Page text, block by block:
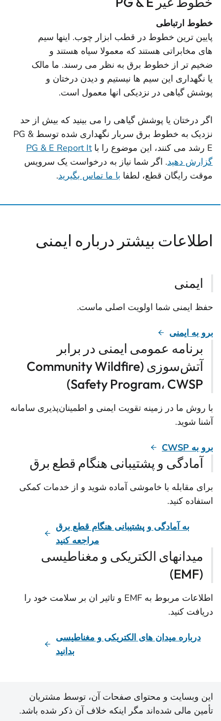
خطوط ارتباطی
پایین ترین خطوط در قطب ابزار چوب. اینها سیم
های مخابراتی هستند که معمولا سیاه هستند و
ضخیم تر از خطوط برق به نظر می رسند. ما مالک
یا نگهداری این سیم ها نیستیم و دیدن درختان و
پوشش گیاهی در نزدیکی انها معمول است.
اگر درختان یا پوشش گیاهی را می بینید که بیش از حد
نزدیک به خطوط برق سربار نگهداری شده توسط PG &
E رشد می کنند، این موضوع را با
PG & E Report It
گزارش دهید. اگر شما نیاز به درخواست یک سرویس
موقت رایگان قطع، لطفا با ما تماس بگیرید.
اطلاعات بیشتر درباره ایمنی
ایمنی
حفظ ایمنی شما اولویت اصلی ماست.
برو به ایمنی
برنامه عمومی ایمنی در برابر
آتش‌سوزی (Community Wildfire
Safety Program، CWSP)
با روش ما در زمینه تقویت ایمنی و اطمینان‌پذیری سامانه
آشنا شوید.
برو به CWSP
آمادگی و پشتیبانی هنگام قطع برق
برای مقابله با خاموشی آماده شوید و از خدمات کمکی
استفاده کنید.
به آمادگی و پشتیبانی هنگام قطع برق
مراجعه کنید
میدانهای الکتریکی و مغناطیسی
(EMF)
اطلاعات مربوط به EMF و تاثیر ان بر سلامت خود را
دریافت کنید.
درباره میدان های الکتریکی و مغناطیسی
بدانید
این وبسایت و محتوای صفحات آن، توسط مشتریان
تأمین مالی شده‌اند مگر اینکه خلاف آن ذکر شده باشد.